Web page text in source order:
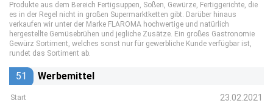
Produkte aus dem Bereich Fertigsuppen, Soßen, Gewürze, Fertiggerichte, die
es in der Regel nicht in großen Supermarktketten gibt. Darüber hinaus
verkaufen wir unter der Marke FLAROMA hochwertige und natürlich
hergestellte Gemüsebrühen und jegliche Zusätze. Ein großes Gastronomie
Gewürz Sortiment, welches sonst nur für gewerbliche Kunde verfügbar ist,
rundet das Sortiment ab.
51 Werbemittel
Start 23.02.2021